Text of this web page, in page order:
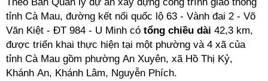
tỉnh Cà Mau, đường kết nối quốc lộ 63 - Vành đai 2 - Võ
Văn Kiệt - ĐT 984 - U Minh có tổng chiều dài 42,3 km,
được triển khai thực hiện tại một phường và 4 xã của
tỉnh Cà Mau gồm phường An Xuyên, xã Hồ Thị Kỷ,
Khánh An, Khánh Lâm, Nguyễn Phích.